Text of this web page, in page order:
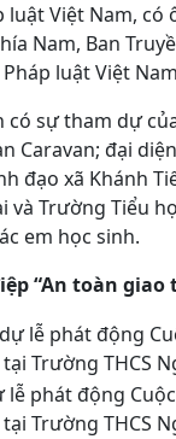
luật Việt Nam, có
Nam, Ban
luật Việt
có sự tham dự
Caravan; đại
đạo xã Khánh
và Trường Tiểu
em học sinh.
“An toàn giao
phát động
Trường THCS